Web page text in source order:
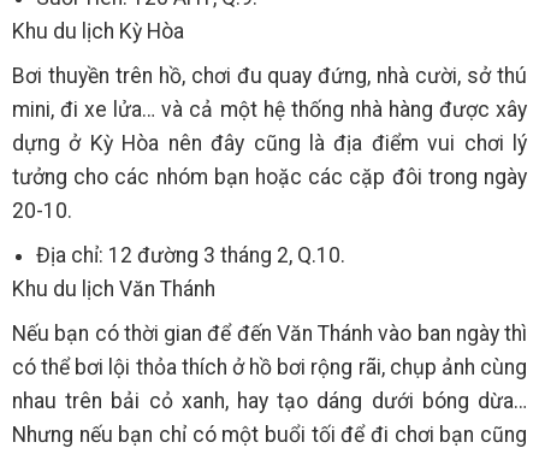
Khu du lịch Kỳ Hòa
Bơi thuyền trên hồ, chơi đu quay đứng, nhà cười, sở thú
mini, đi xe lửa… và cả một hệ thống nhà hàng được xây
dựng ở Kỳ Hòa nên đây cũng là địa điểm vui chơi lý
tưởng cho các nhóm bạn hoặc các cặp đôi trong ngày
20-10.
Địa chỉ: 12 đường 3 tháng 2, Q.10.
Khu du lịch Văn Thánh
Nếu bạn có thời gian để đến Văn Thánh vào ban ngày thì
có thể bơi lội thỏa thích ở hồ bơi rộng rãi, chụp ảnh cùng
nhau trên bải cỏ xanh, hay tạo dáng dưới bóng dừa…
Nhưng nếu bạn chỉ có một buổi tối để đi chơi bạn cũng